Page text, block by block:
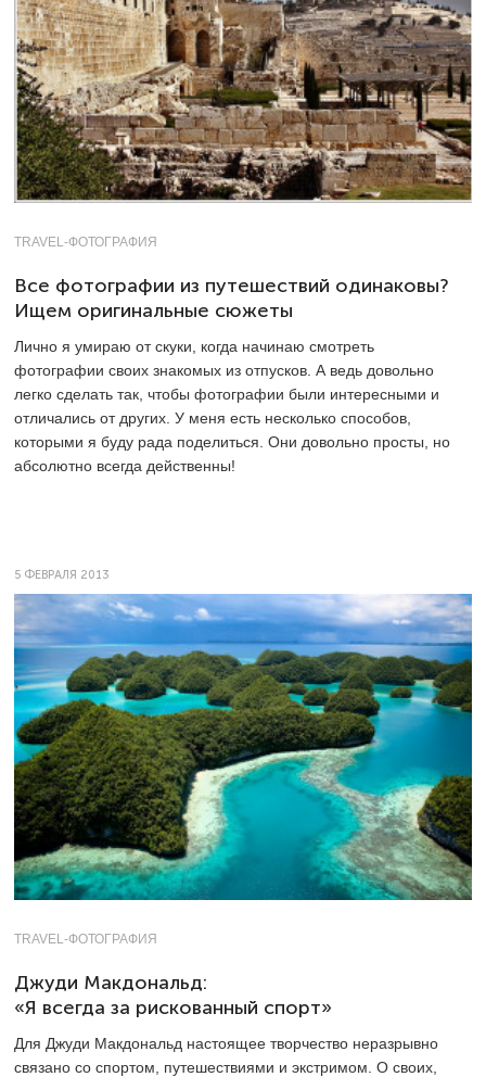
TRAVEL-ФОТОГРАФИЯ
Все фотографии из путешествий одинаковы?
Ищем оригинальные сюжеты
Лично я умираю от скуки, когда начинаю смотреть
фотографии своих знакомых из отпусков. А ведь довольно
легко сделать так, чтобы фотографии были интересными и
отличались от других. У меня есть несколько способов,
которыми я буду рада поделиться. Они довольно просты, но
абсолютно всегда действенны!
5 ФЕВРАЛЯ 2013
TRAVEL-ФОТОГРАФИЯ
Джуди Макдональд:
«Я всегда за рискованный спорт»
Для Джуди Макдональд настоящее творчество неразрывно
связано со спортом, путешествиями и экстримом. О своих,